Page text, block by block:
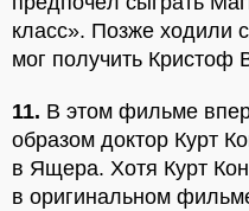
класс». Позже ходили
мог получить Кристоф
11. В этом фильме
образом доктор Курт
в Ящера. Хотя Курт
в оригинальном